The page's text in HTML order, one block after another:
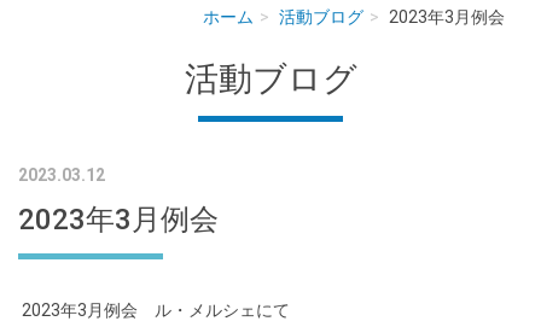
ホーム 活動ブログ 2023年3月例会
活動ブログ
2023.03.12
2023年3月例会
2023年3月例会 ル・メルシェにて